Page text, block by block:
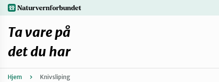
Hopp
til
hovedinnhold
naturvernforbundet.no
Ta vare på
det du har
Hjem Knivsliping